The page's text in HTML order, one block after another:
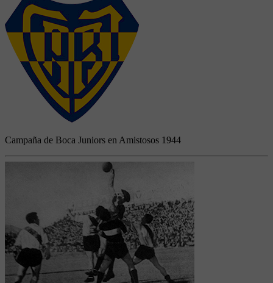
Campaña de Boca Juniors en Amistosos 1944